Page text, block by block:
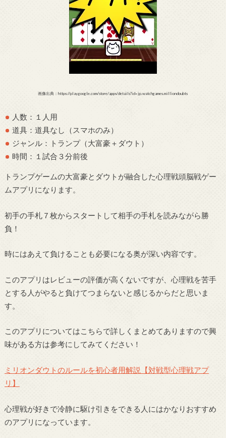
画像出典：https://play.google.com/store/apps/details?id=jp.watchgames.milliondoubts
人数：１人用
道具：道具なし（スマホのみ）
ジャンル：トランプ（大富豪＋ダウト）
時間：１試合３分前後
トランプゲームの大富豪とダウトが融合した心理戦頭脳戦ゲー
ムアプリになります。
初手の手札７枚からスタートして相手の手札を読みながら勝
負！
時にはあえて負けることも必要になる奥が深い内容です。
このアプリはレビューの評価が高くないですが、心理戦を苦手
とする人がやると負けてつまらないと感じるからだと思いま
す。
このアプリについてはこちらで詳しくまとめてありますので興
味がある方は参考にしてみてください！
ミリオンダウトのルールを初心者用解説【対戦型心理戦アプ
リ】
心理戦が好きで冷静に駆け引きをできる人にはかなりおすすめ
のアプリになっています。